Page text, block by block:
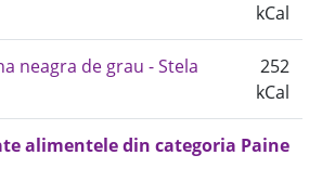
kCal
neagra de grau - Stela
252
kCal
alimentele din categoria Paine